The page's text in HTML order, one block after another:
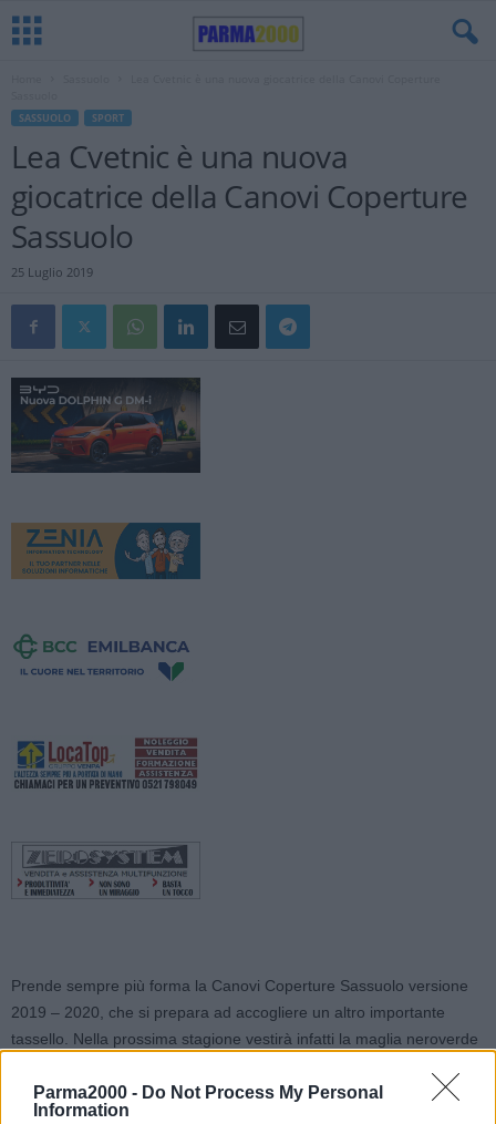
Parma2000 - Do Not Process My Personal
Information
SASSUOLO SPORT
Lea Cvetnic è una nuova
giocatrice della Canovi Coperture
Sassuolo
25 Luglio 2019
Prende sempre più forma la Canovi Coperture Sassuolo versione
2019 – 2020, che si prepara ad accogliere un altro importante
tassello. Nella prossima stagione vestirà infatti la maglia neroverde
prima giocatrice straniera nella storia della società sassolese.